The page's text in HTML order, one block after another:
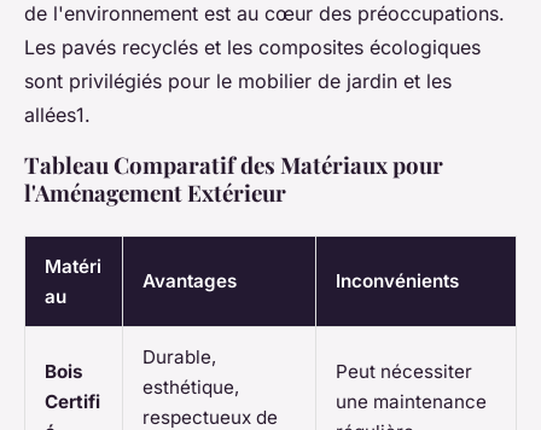
de l'environnement est au cœur des préoccupations.
Les pavés recyclés et les composites écologiques
sont privilégiés pour le mobilier de jardin et les
allées1.
Tableau Comparatif des Matériaux pour
l'Aménagement Extérieur
Matéri
au
Avantages Inconvénients
Bois
Certifi
Durable,
esthétique,
respectueux de
Peut nécessiter
une maintenance